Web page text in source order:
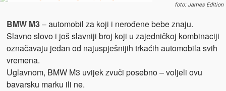
foto: James Edition
BMW M3– automobil za koji i nerođene bebe znaju.
Slavno slovo i još slavniji broj koji u zajedničkoj kombinaciji
označavaju jedan od najuspješnijih trkaćih automobila svih
vremena.
Uglavnom, BMW M3 uvijek zvuči posebno – voljeli ovu
bavarsku marku ili ne.